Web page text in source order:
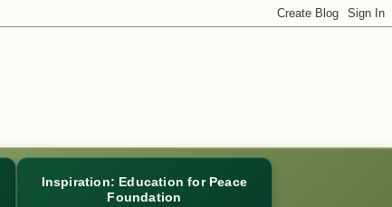
Inspiration: Education for Peace
Foundation